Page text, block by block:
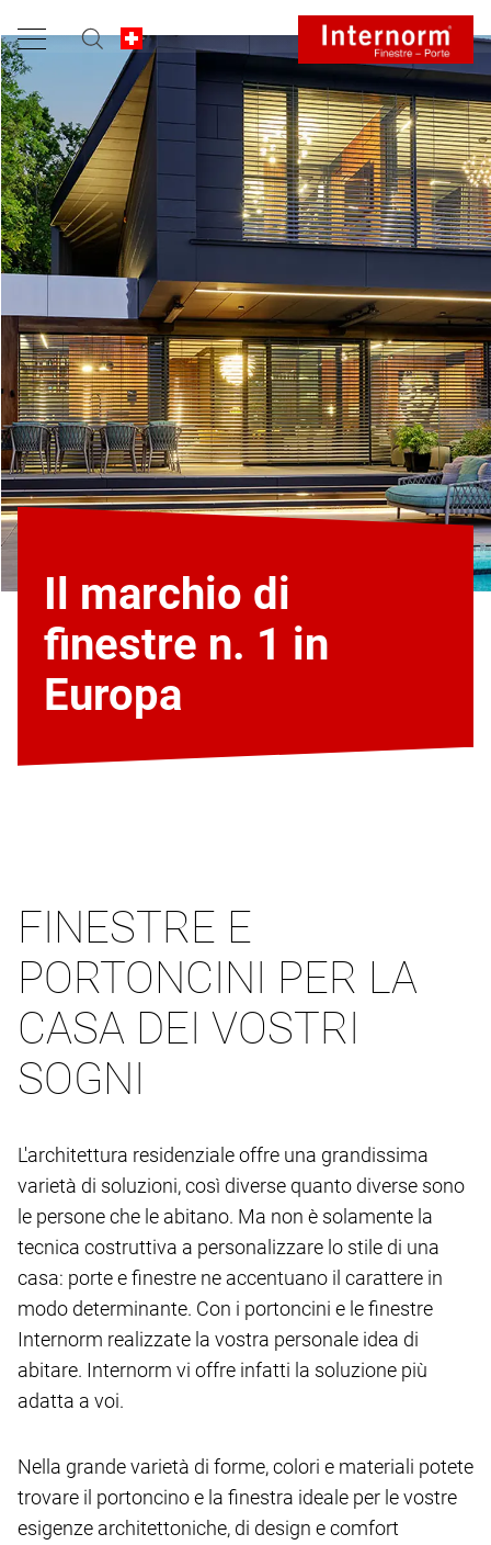
Il marchio di
finestre n. 1 in
Europa
FINESTRE E
PORTONCINI PER LA
CASA DEI VOSTRI
SOGNI
L'architettura residenziale offre una grandissima
varietà di soluzioni, così diverse quanto diverse sono
le persone che le abitano. Ma non è solamente la
tecnica costruttiva a personalizzare lo stile di una
casa: porte e finestre ne accentuano il carattere in
modo determinante. Con i portoncini e le finestre
Internorm realizzate la vostra personale idea di
abitare. Internorm vi offre infatti la soluzione più
adatta a voi.
Nella grande varietà di forme, colori e materiali potete
trovare il portoncino e la finestra ideale per le vostre
esigenze architettoniche, di design e comfort